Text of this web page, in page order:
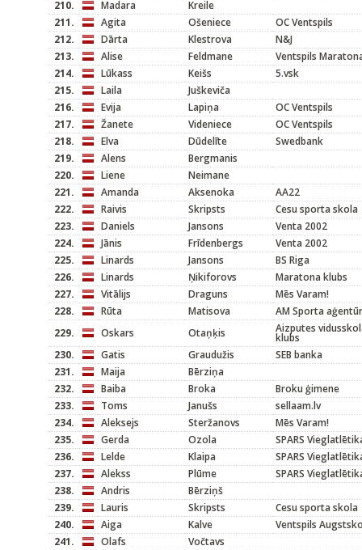
210.
Madara
Kreile
211.
Agita Ošeniece
OC Ventspils
212.
Dārta Klestrova
N&J
213.
Alise Feldmane
Ventspils
214.
Lūkass Keišs
5.vsk
215.
Laila
Juškeviča
216.
Evija Lapiņa
OC Ventspils
217.
Žanete Videniece
OC Ventspils
218.
Elva Dūdelīte
Swedbank
219.
Alens
Bergmanis
220.
Liene
Neimane
221.
Amanda Aksenoka
AA22
222.
Raivis Skripsts
Cesu sporta skola
223.
Daniels Jansons
Venta 2002
224.
Jānis Frīdenbergs
Venta 2002
225.
Linards Jansons
BS Riga
226.
Linards Ņikiforovs
Maratona klubs
227.
Vitālijs Draguns
Mēs Varam!
228.
Rūta Matisova
AM Sporta
229.
Oskars Otaņķis Aizputes
klubs
230.
Gatis Graudužis
SEB banka
231.
Maija
Bērziņa
232.
Baiba Broka
Broku ģimene
233.
Toms Janušs
sellaam.lv
234.
Aleksejs Steržanovs
Mēs Varam!
235.
Gerda Ozola
SPARS
236.
Lelde Klaipa
SPARS
237.
Alekss Plūme
SPARS
238.
Andris
Bērziņš
239.
Lauris Skripsts
Cesu sporta skola
240.
Aiga Kalve
Ventspils
241.
Olafs
Vočtavs